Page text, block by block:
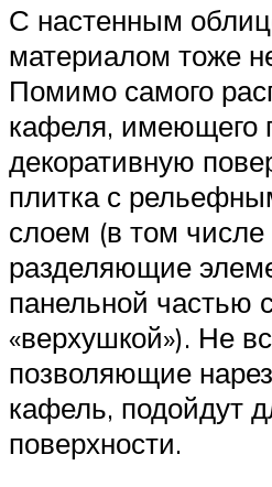
С настенным
материалом тоже
Помимо самого
кафеля, имеющего
декоративную
плитка с
слоем (в том
разделяющие
панельной частью
«верхушкой»). Не
позволяющие
кафель, подойдут
поверхности.